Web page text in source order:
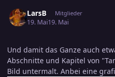
LarsB Mitglieder
19. Mai19. Mai
Und damit das Ganze auch
Abschnitte und Kapitel von
Bild untermalt. Anbei eine